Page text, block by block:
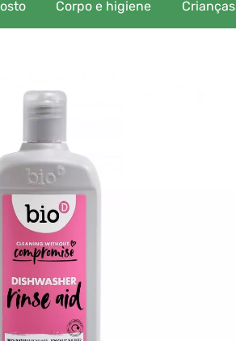
Corpo e higiene Crianças